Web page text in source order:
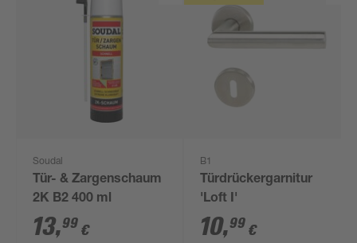
Soudal
Tür- & Zargenschaum
2K B2 400 ml
13,99 €
B1
Türdrückergarnitur
'Loft I'
10,99 €